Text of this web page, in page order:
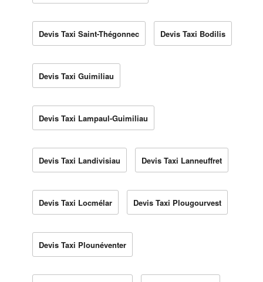
Devis Taxi Saint-Thégonnec Devis Taxi Bodilis
Devis Taxi Guimiliau
Devis Taxi Lampaul-Guimiliau
Devis Taxi Landivisiau Devis Taxi Lanneuffret
Devis Taxi Locmélar Devis Taxi Plougourvest
Devis Taxi Plounéventer